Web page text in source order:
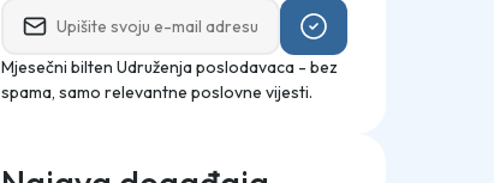
Mjesečni bilten Udruženja poslodavaca - bez
spama, samo relevantne poslovne vijesti.